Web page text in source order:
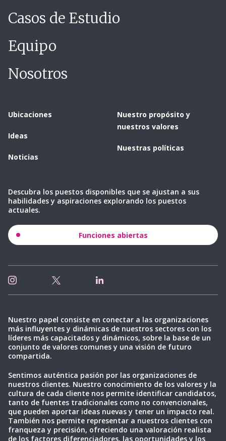
Casos de Estudio
Equipo
Nosotros
Ubicaciones
Ideas
Noticias
Nuestro propósito y
nuestros valores
Nuestras políticas
Descubra los puestos disponibles que se ajustan a sus
habilidades y aspiraciones explorando los puestos
actuales.
Funciones abiertas
Nuestro papel consiste en conectar a las organizaciones
más influyentes y dinámicas de nuestros sectores con los
líderes más capacitados y dinámicos, sobre la base de un
conjunto de valores comunes y una visión de futuro
compartida.
Sentimos auténtica pasión por las organizaciones de
nuestros clientes. Nuestro conocimiento de los valores y la
cultura de cada cliente nos permite identificar candidatos,
tanto de fuentes tradicionales como no convencionales,
que pueden aportar ideas nuevas y tener un impacto real.
También nos permite representar a nuestros clientes con
franqueza y precisión, ofreciendo una valoración realista
de los factores diferenciadores, las oportunidades y los